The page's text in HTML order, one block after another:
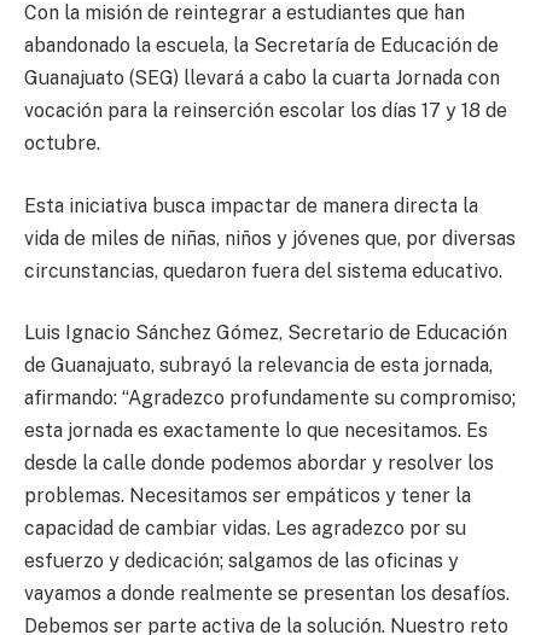
Con la misión de reintegrar a estudiantes que han
abandonado la escuela, la Secretaría de Educación de
Guanajuato (SEG) llevará a cabo la cuarta Jornada con
vocación para la reinserción escolar los días 17 y 18 de
octubre.
Esta iniciativa busca impactar de manera directa la
vida de miles de niñas, niños y jóvenes que, por diversas
circunstancias, quedaron fuera del sistema educativo.
Luis Ignacio Sánchez Gómez, Secretario de Educación
de Guanajuato, subrayó la relevancia de esta jornada,
afirmando: “Agradezco profundamente su compromiso;
esta jornada es exactamente lo que necesitamos. Es
desde la calle donde podemos abordar y resolver los
problemas. Necesitamos ser empáticos y tener la
capacidad de cambiar vidas. Les agradezco por su
esfuerzo y dedicación; salgamos de las oficinas y
vayamos a donde realmente se presentan los desafíos.
Debemos ser parte activa de la solución. Nuestro reto